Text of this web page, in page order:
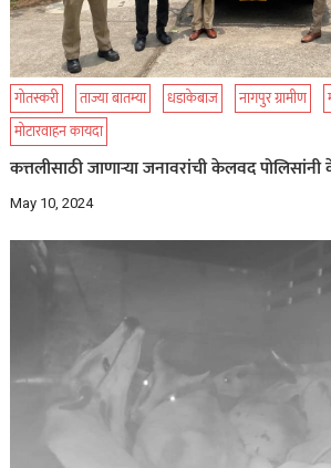
गोतस्करी ताज्या बातम्या धडाकेबाज नागपुर ग्रामीण
मोटारवाहन कायदा
कत्तलीसाठी जाणाऱ्या जनावरांची केलवद
May 10, 2024